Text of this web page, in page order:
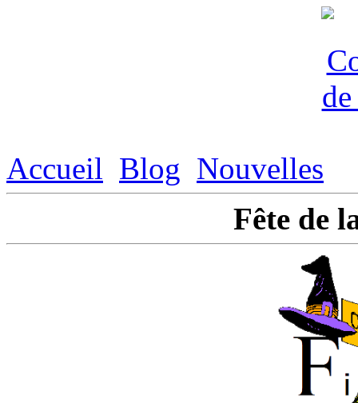
Accueil Blog Nouvelles
Fête de